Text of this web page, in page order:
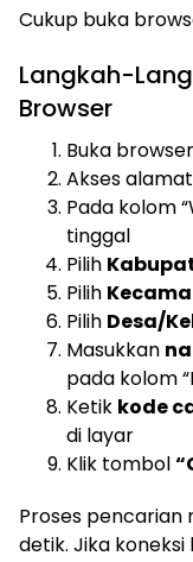
Cukup buka
Langkah-
Browser
Buka
Akses alamat
Pada kolom
tinggal
Pilih
Pilih
Pilih Desa/
Masukkan
pada kolom
Ketik kode
di layar
Klik tombol
Proses
detik. Jika